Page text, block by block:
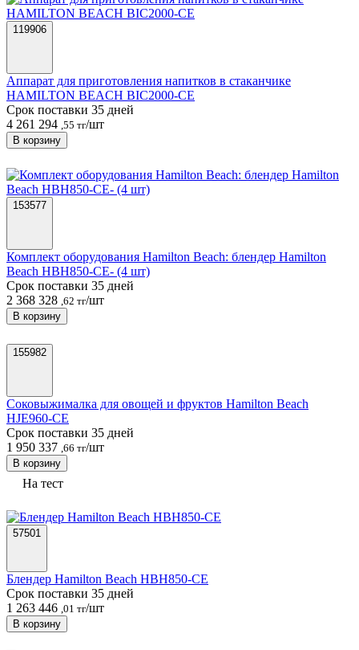
119906
Аппарат для приготовления напитков в стаканчике
HAMILTON BEACH BIC2000-CE
Срок поставки 35 дней
4 261 294 ,55 тг/шт
В корзину
153577
Комплект оборудования Hamilton Beach: блендер Hamilton
Beach HBH850-CE- (4 шт)
Срок поставки 35 дней
2 368 328 ,62 тг/шт
В корзину
155982
Соковыжималка для овощей и фруктов Hamilton Beach
HJE960-CE
Срок поставки 35 дней
1 950 337 ,66 тг/шт
В корзину
На тест
57501
Блендер Hamilton Beach HBH850-CE
Срок поставки 35 дней
1 263 446 ,01 тг/шт
В корзину